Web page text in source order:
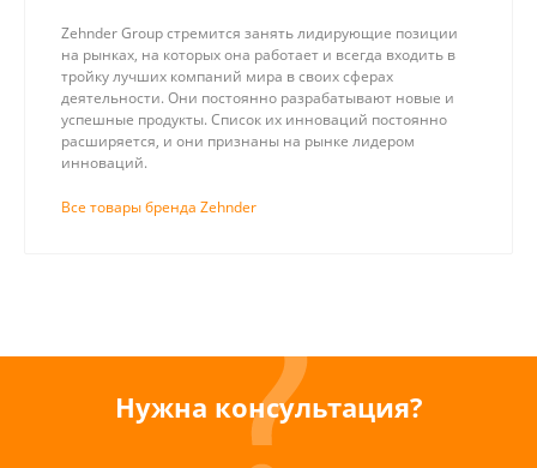
Zehnder Group стремится занять лидирующие позиции
на рынках, на которых она работает и всегда входить в
тройку лучших компаний мира в своих сферах
деятельности. Они постоянно разрабатывают новые и
успешные продукты. Список их инноваций постоянно
расширяется, и они признаны на рынке лидером
инноваций.
Все товары бренда Zehnder
Нужна консультация?